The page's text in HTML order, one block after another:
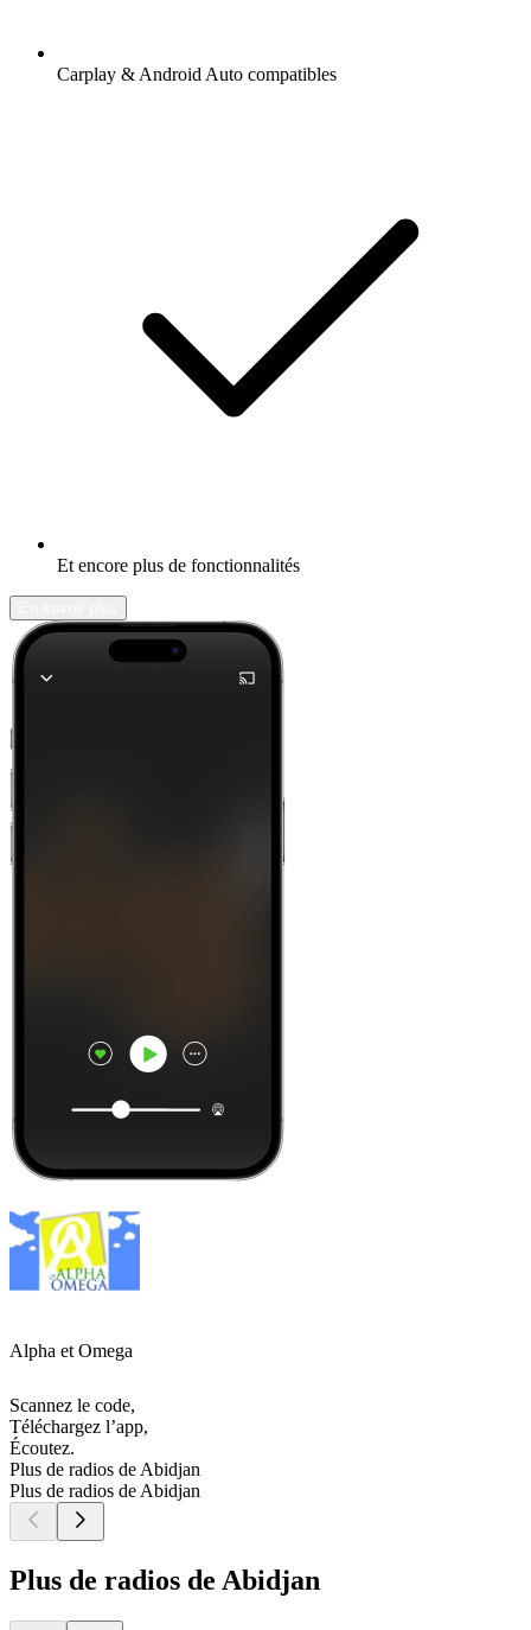
Carplay & Android Auto compatibles
Et encore plus de fonctionnalités
Alpha et Omega
Scannez le code,
Téléchargez l’app,
Écoutez.
Plus de radios de Abidjan
Plus de radios de Abidjan
Plus de radios de Abidjan